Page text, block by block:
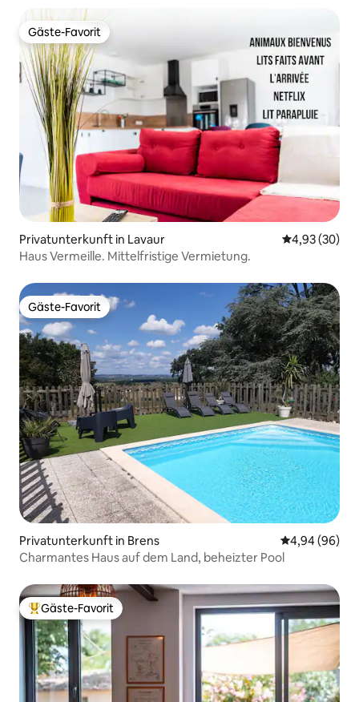
Gäste-Favorit
Gäste-Favorit
Privatunterkunft in Lavaur
4,93 (30)
Haus Vermeille. Mittelfristige Vermietung.
Gäste-Favorit
Gäste-Favorit
Privatunterkunft in Brens
4,94 (96)
Charmantes Haus auf dem Land, beheizter Pool
Beliebter Gäste-Favorit.
Gäste-Favorit